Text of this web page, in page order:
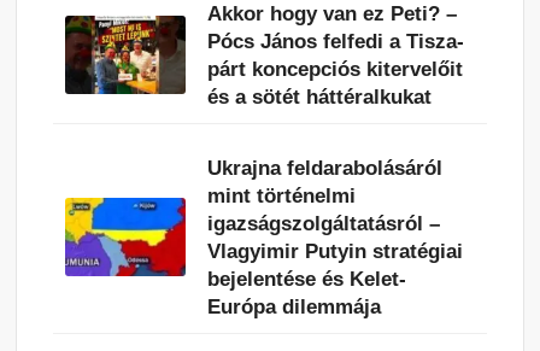
Akkor hogy van ez Peti? –
Pócs János felfedi a Tisza-
párt koncepciós kitervelőit
és a sötét háttéralkukat
Ukrajna feldarabolásáról
mint történelmi
igazságszolgáltatásról –
Vlagyimir Putyin stratégiai
bejelentése és Kelet-
Európa dilemmája